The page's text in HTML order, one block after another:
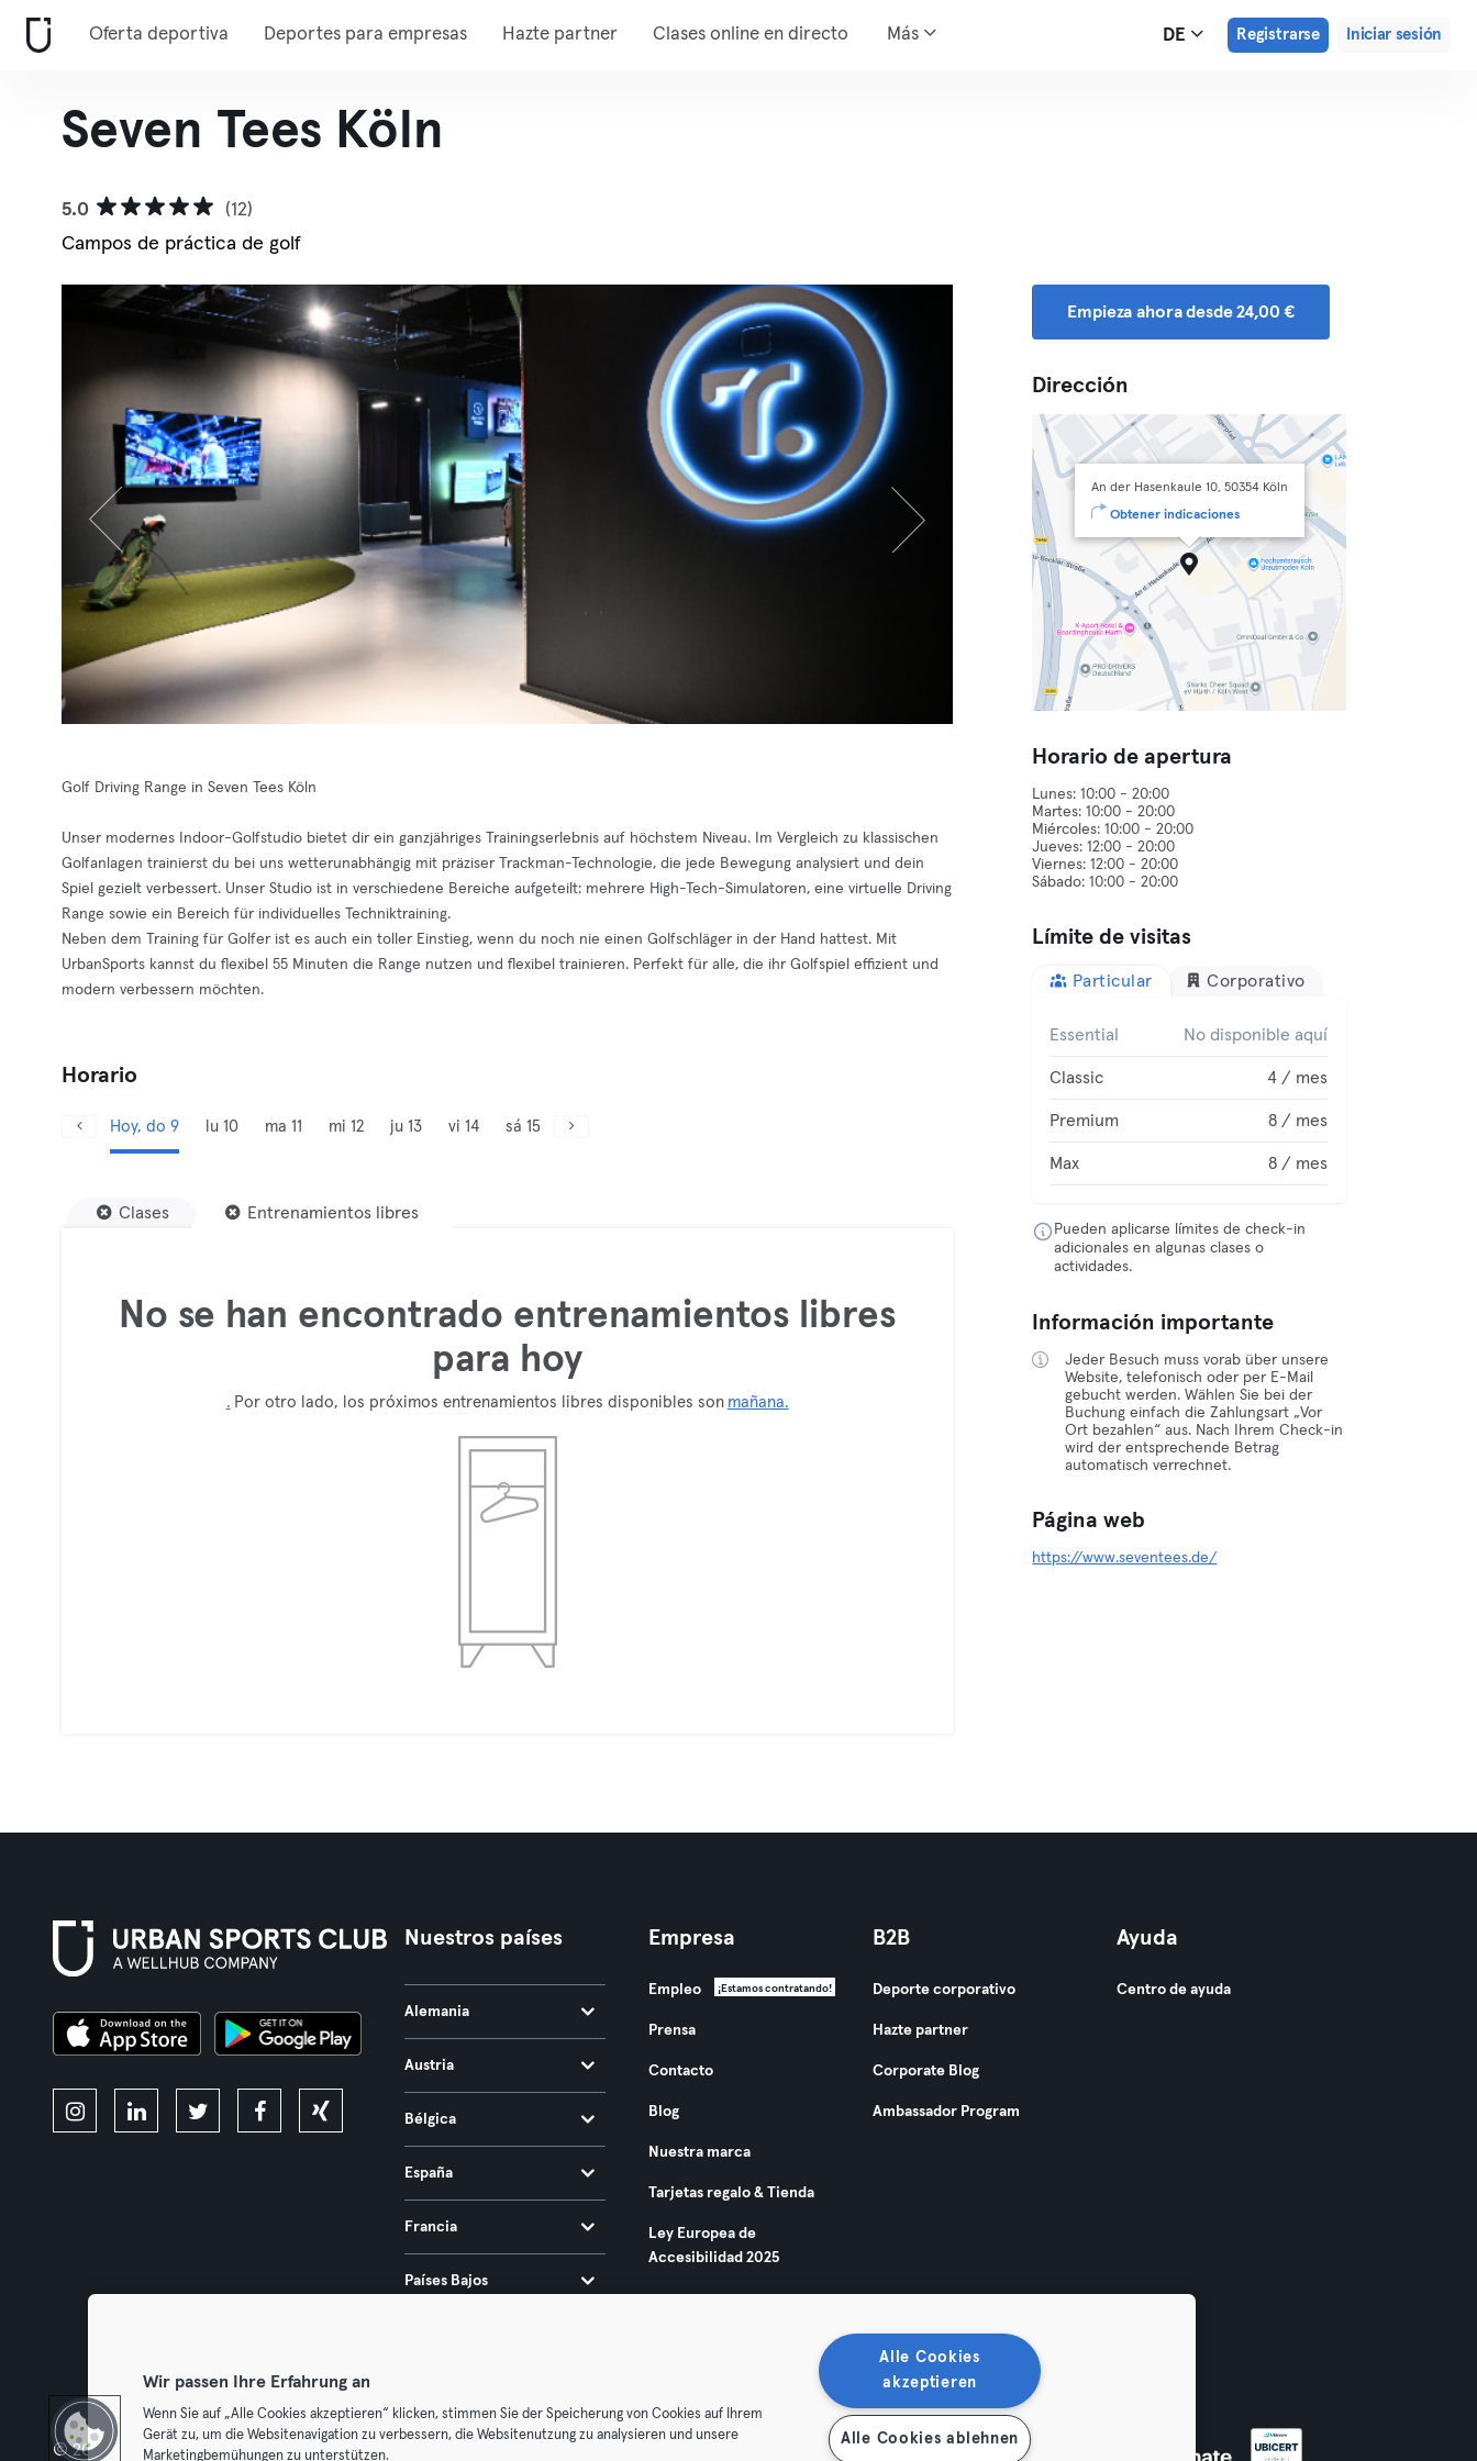
Oferta deportiva Deportes para empresas Hazte partner Clases online en directo Más DE Registrarse Iniciar sesión
Seven Tees Köln
5.0
(12)
Campos de práctica de golf
Golf Driving Range in Seven Tees Köln
Unser modernes Indoor-Golfstudio bietet dir ein ganzjähriges Trainingserlebnis auf höchstem Niveau. Im Vergleich zu klassischen
Golfanlagen trainierst du bei uns wetterunabhängig mit präziser Trackman-Technologie, die jede Bewegung analysiert und dein
Spiel gezielt verbessert. Unser Studio ist in verschiedene Bereiche aufgeteilt: mehrere High-Tech-Simulatoren, eine virtuelle Driving
Range sowie ein Bereich für individuelles Techniktraining.
Neben dem Training für Golfer ist es auch ein toller Einstieg, wenn du noch nie einen Golfschläger in der Hand hattest. Mit
UrbanSports kannst du flexibel 55 Minuten die Range nutzen und flexibel trainieren. Perfekt für alle, die ihr Golfspiel effizient und
modern verbessern möchten.
Horario
Hoy, do 9 lu 10 ma 11 mi 12 ju 13 vi 14 sá 15
Clases Entrenamientos libres
No se han encontrado entrenamientos libres
para hoy
. Por otro lado, los próximos entrenamientos libres disponibles son mañana.
Empieza ahora desde 24,00 €
Dirección
An der Hasenkaule 10, 50354 Köln
Obtener indicaciones
Horario de apertura
Lunes: 10:00 - 20:00
Martes: 10:00 - 20:00
Miércoles: 10:00 - 20:00
Jueves: 12:00 - 20:00
Viernes: 12:00 - 20:00
Límite de visitas
Particular Corporativo
Essential No disponible aquí
Classic 4 / mes
Premium 8 / mes
Max 8 / mes
Pueden aplicarse límites de check-in
adicionales en algunas clases o
actividades.
Información importante
Jeder Besuch muss vorab über unsere
Website, telefonisch oder per E-Mail
gebucht werden. Wählen Sie bei der
Buchung einfach die Zahlungsart „Vor
Ort bezahlen“ aus. Nach Ihrem Check-in
wird der entsprechende Betrag
automatisch verrechnet.
Página web
https://www.seventees.de/
Nuestros países
Alemania
Austria
Bélgica
España
Francia
Países Bajos
Empresa
Empleo ¡Estamos contratando!
Prensa
Contacto
Blog
Nuestra marca
Tarjetas regalo & Tienda
Ley Europea de
Accesibilidad 2025
B2B
Deporte corporativo
Hazte partner
Corporate Blog
Ambassador Program
Ayuda
Centro de ayuda
© 2026 Urban Sports Group GmbH. All rights reserved. Rescindir contratos aquí
Wir passen Ihre Erfahrung an
Wenn Sie auf „Alle Cookies akzeptieren“ klicken, stimmen Sie der Speicherung von Cookies auf Ihrem
Gerät zu, um die Websitenavigation zu verbessern, die Websitenutzung zu analysieren und unsere
Marketingbemühungen zu unterstützen.
Alle Cookies
akzeptieren
Alle Cookies ablehnen